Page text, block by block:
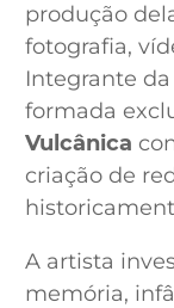
produção
fotografia,
Integrante da
formada
Vulcânica
criação de
A artista
memória,